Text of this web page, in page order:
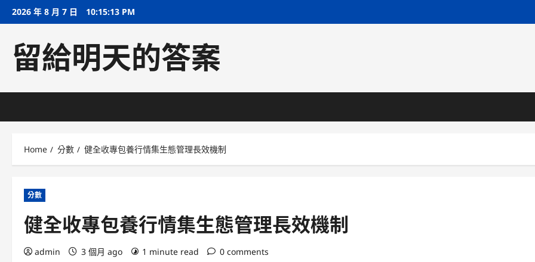
Skip2026 年 8 月 7 日 10:15:14 PM
留給明天的答案
Home 分數 健全收專包養行情集生態管理長效機制
分數
健全收專包養行情集生態管理長效機制
admin 3 個月 ago 1 minute read 0 comments